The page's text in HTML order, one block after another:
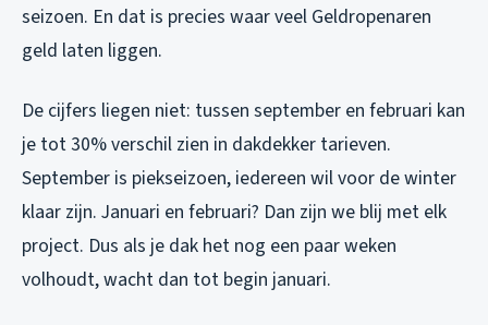
seizoen. En dat is precies waar veel Geldropenaren
geld laten liggen.
De cijfers liegen niet: tussen september en februari kan
je tot 30% verschil zien in dakdekker tarieven.
September is piekseizoen, iedereen wil voor de winter
klaar zijn. Januari en februari? Dan zijn we blij met elk
project. Dus als je dak het nog een paar weken
volhoudt, wacht dan tot begin januari.